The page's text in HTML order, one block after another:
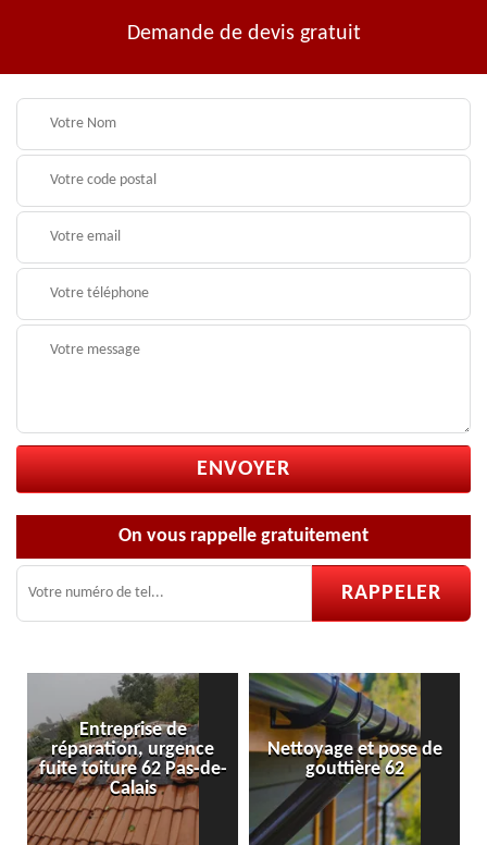
Demande de devis gratuit
On vous rappelle gratuitement
de
urgence
62 Pas-de-
Calais
Nettoyage et pose de
gouttière 62
Pose et